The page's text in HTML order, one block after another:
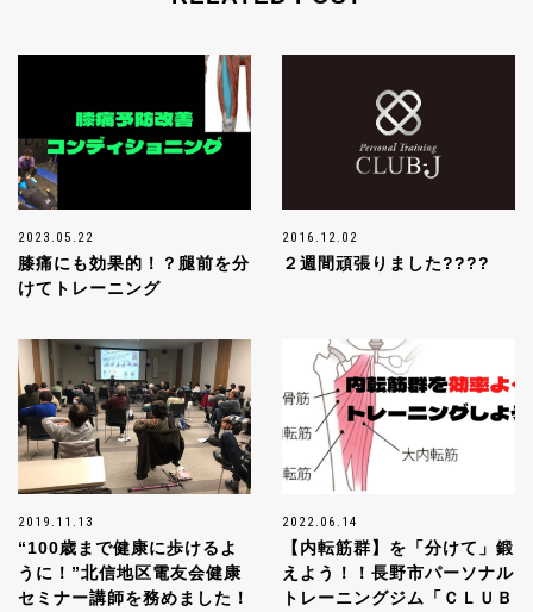
2023.05.22
膝痛にも効果的！？腿前を分
けてトレーニング
2016.12.02
２週間頑張りました????
2019.11.13
“100歳まで健康に歩けるよ
うに！”北信地区電友会健康
セミナー講師を務めました！
2022.06.14
【内転筋群】を「分けて」鍛
えよう！！長野市パーソナル
トレーニングジム「ＣＬＵＢ